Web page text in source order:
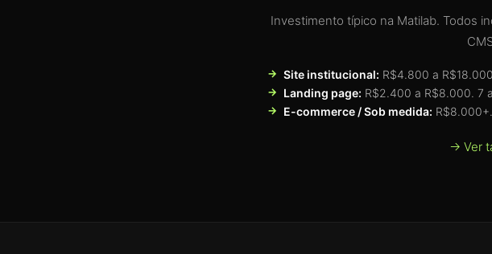
Investimento típico na Matilab. Todos
Site institucional: R$4.800 a
Landing page: R$2.400 a R$8.000. 7
E-commerce / Sob medida:
→ Ver